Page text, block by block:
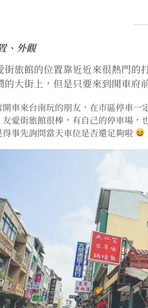
、外觀
街旅館的位置靠近近來很熱門的
的大街上，但是只要來到開車府
開車來台南玩的朋友，在市區停車一
友愛街旅館很棒，有自己的停車場，
得事先詢問當天車位是否還足夠啦